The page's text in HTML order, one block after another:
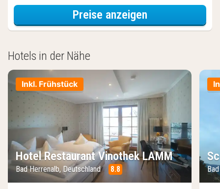
Preise anzeigen
Hotels in der Nähe
Inkl. Frühstück
Hotel Restaurant Vinothek LAMM
Bad Herrenalb, Deutschland 8.8